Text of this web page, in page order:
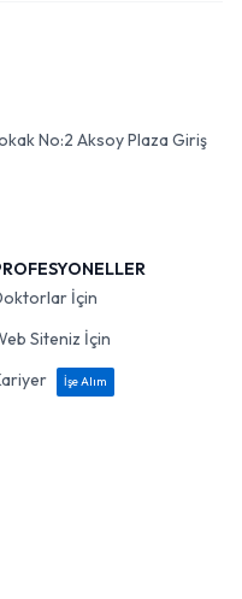
No:2 Aksoy Plaza Giriş
İçin
Siteniz İçin
İşe Alım